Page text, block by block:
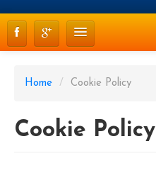
SPEDIZIONI
Home / Cookie Policy
Cookie Policy